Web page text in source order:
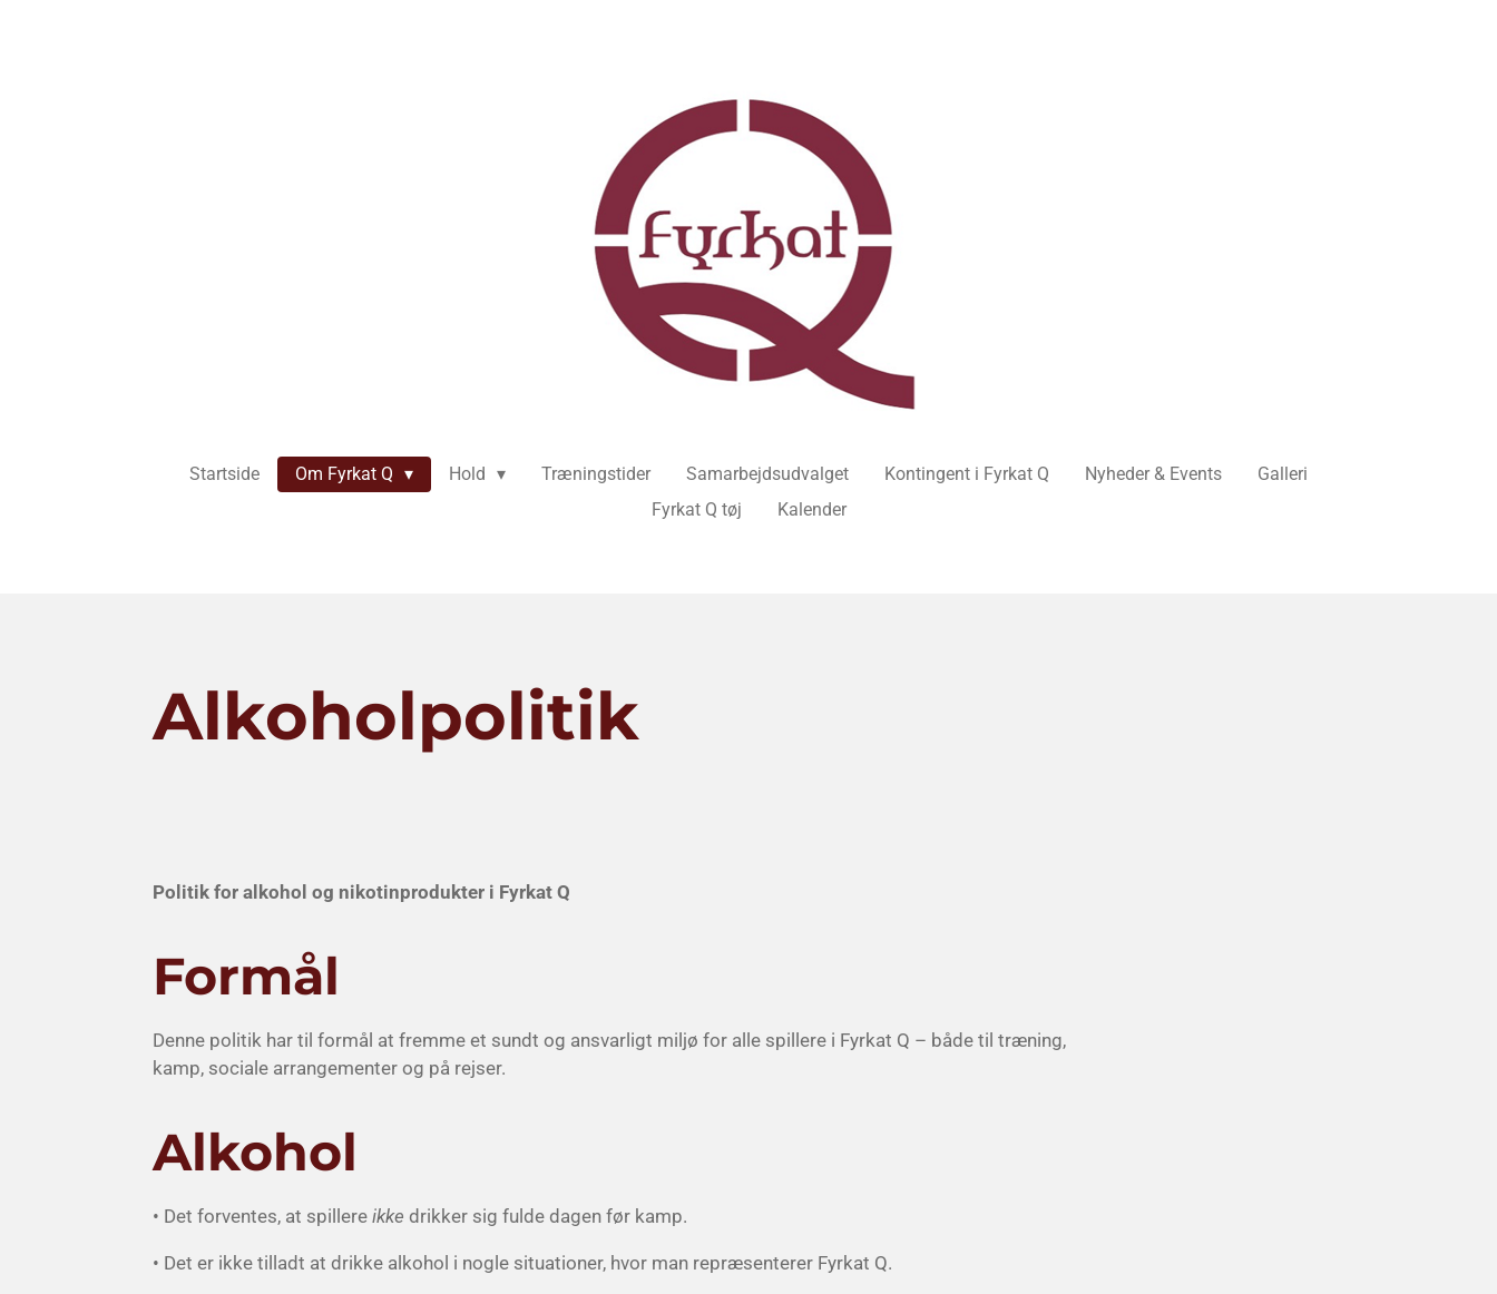
Startside Om Fyrkat Q Hold Træningstider Samarbejdsudvalget Kontingent i Fyrkat Q Nyheder & Events
Galleri
Fyrkat Q tøj
Kalender
Alkoholpolitik
Politik for alkohol og nikotinprodukter i Fyrkat Q
Formål
Denne politik har til formål at fremme et sundt og ansvarligt miljø for alle spillere i Fyrkat Q – både til træning,
kamp, sociale arrangementer og på rejser.
Alkohol
• Det forventes, at spillere ikke drikker sig fulde dagen før kamp.
• Det er ikke tilladt at drikke alkohol i nogle situationer, hvor man repræsenterer Fyrkat Q.